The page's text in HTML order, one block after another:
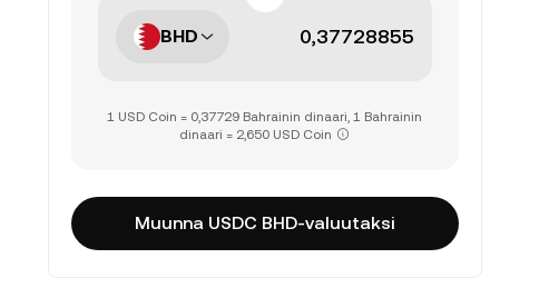
BHD
1 USD Coin = 0,37729 Bahrainin dinaari, 1 Bahrainin
dinaari = 2,650 USD Coin
Muunna USDC BHD-valuutaksi